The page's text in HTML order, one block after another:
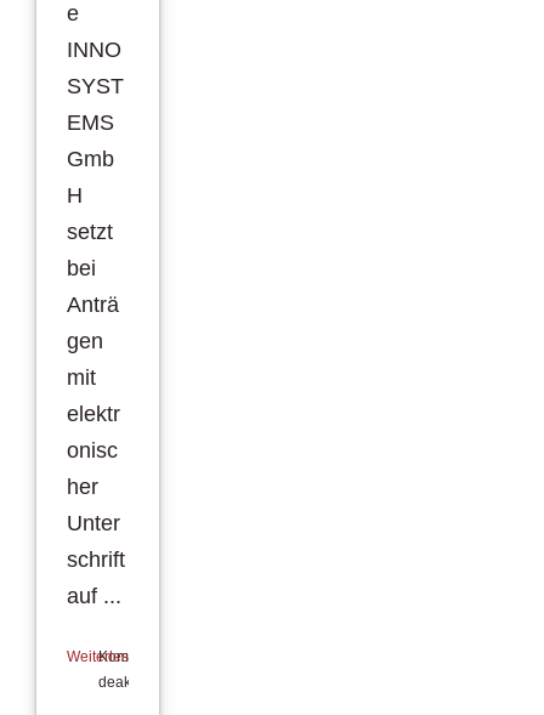
e
INNO
SYST
EMS
Gmb
H
setzt
bei
Anträ
gen
mit
elektr
onisc
her
Unter
schrift
auf ...
Weiterlesen
Kommentare
deaktiviert